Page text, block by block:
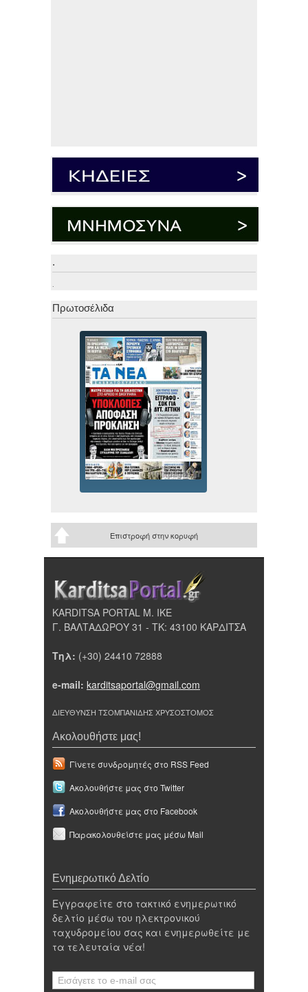
.
.
Πρωτοσέλιδα
Επιστροφή στην κορυφή
KARDITSA PORTAL Μ. ΙΚΕ
Γ. ΒΑΛΤΑΔΩΡΟΥ 31 - ΤΚ: 43100 ΚΑΡΔΙΤΣΑ
Τηλ: (+30) 24410 72888
e-mail: karditsaportal@gmail.com
ΔΙΕΥΘΥΝΣΗ ΤΣΟΜΠΑΝΙΔΗΣ ΧΡΥΣΟΣΤΟΜΟΣ
Ακολουθήστε μας!
Γίνετε συνδρομητές στο RSS Feed
Ακολουθήστε μας στο Twitter
Ακολουθήστε μας στο Facebook
Παρακολουθείστε μας μέσω Mail
Ενημερωτικό Δελτίο
Εγγραφείτε στο τακτικό ενημερωτικό
δελτίο μέσω του ηλεκτρονικού
ταχυδρομείου σας και ενημερωθείτε με
τα τελευταία νέα!